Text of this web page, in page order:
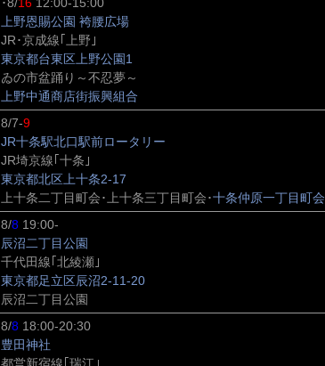
上野恩賜公園 袴腰広場
JR･京成線｢上野｣
東京都台東区上野公園1
ゐの市盆踊り～不忍夢～
上野中通商店街振興組合
8/7-9
JR十条駅北口駅前ロータリー
JR埼京線｢十条｣
東京都北区上十条2-17
上十条二丁目町会･上十条三丁目町会･十条仲原一丁目町会
8/8 19:00-
辰沼二丁目公園
千代田線｢北綾瀬｣
東京都足立区辰沼2-11-20
辰沼二丁目公園
8/8 18:00-20:30
豊田神社